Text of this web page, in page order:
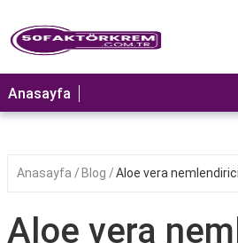
ANASAYFA
Anasayfa
Anasayfa Blog Aloe vera
Aloe vera